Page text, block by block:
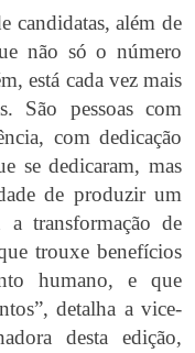
candidatas, além de
não só o número
está cada vez mais
São pessoas com
com dedicação
se dedicaram, mas
de produzir um
a transformação de
trouxe benefícios
humano, e que
detalha a vice-
desta edição,